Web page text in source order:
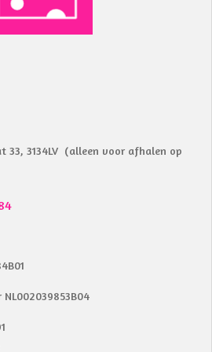
33, 3134LV (alleen voor afhalen op